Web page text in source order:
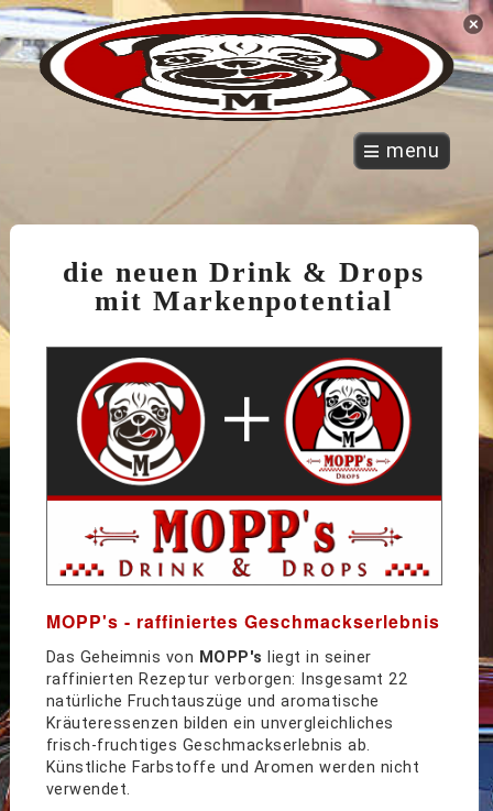
menu
die neuen Drink & Drops
mit Markenpotential
MOPP's - raffiniertes Geschmackserlebnis
Das Geheimnis von MOPP's liegt in seiner
raffinierten Rezeptur verborgen: Insgesamt 22
natürliche Fruchtauszüge und aromatische
Kräuteressenzen bilden ein unvergleichliches
frisch-fruchtiges Geschmackserlebnis ab.
Künstliche Farbstoffe und Aromen werden nicht
verwendet.